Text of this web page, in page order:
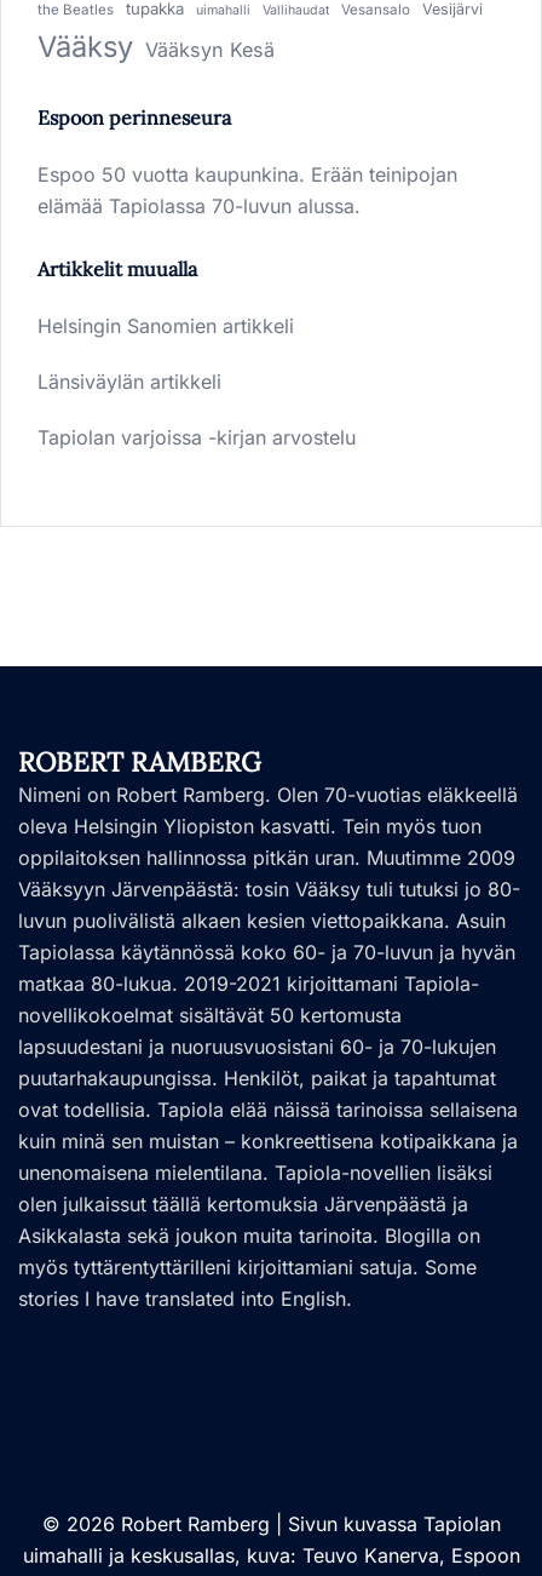
the Beatles tupakka uimahalli Vallihaudat Vesansalo Vesijärvi
Vääksy Vääksyn Kesä
Espoon perinneseura
Espoo 50 vuotta kaupunkina. Erään teinipojan
elämää Tapiolassa 70-luvun alussa.
Artikkelit muualla
Helsingin Sanomien artikkeli
Länsiväylän artikkeli
Tapiolan varjoissa -kirjan arvostelu
ROBERT RAMBERG
Nimeni on Robert Ramberg. Olen 70-vuotias eläkkeellä
oleva Helsingin Yliopiston kasvatti. Tein myös tuon
oppilaitoksen hallinnossa pitkän uran. Muutimme 2009
Vääksyyn Järvenpäästä: tosin Vääksy tuli tutuksi jo 80-
luvun puolivälistä alkaen kesien viettopaikkana. Asuin
Tapiolassa käytännössä koko 60- ja 70-luvun ja hyvän
matkaa 80-lukua. 2019-2021 kirjoittamani Tapiola-
novellikokoelmat sisältävät 50 kertomusta
lapsuudestani ja nuoruusvuosistani 60- ja 70-lukujen
puutarhakaupungissa. Henkilöt, paikat ja tapahtumat
ovat todellisia. Tapiola elää näissä tarinoissa sellaisena
kuin minä sen muistan – konkreettisena kotipaikkana ja
unenomaisena mielentilana. Tapiola-novellien lisäksi
olen julkaissut täällä kertomuksia Järvenpäästä ja
Asikkalasta sekä joukon muita tarinoita. Blogilla on
myös tyttärentyttärilleni kirjoittamiani satuja. Some
stories I have translated into English.
© 2026 Robert Ramberg | Sivun kuvassa Tapiolan
uimahalli ja keskusallas, kuva: Teuvo Kanerva, Espoon